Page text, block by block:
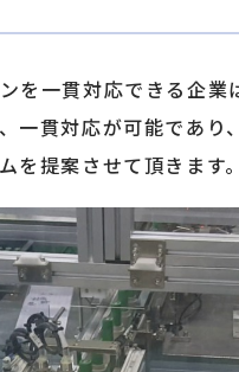
を一貫対応できる企
一貫対応が可能であ
を提案させて頂きます。